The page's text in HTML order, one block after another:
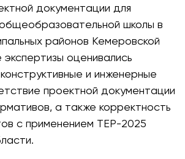
документации для
школы в
районов Кемеровской
оценивались
и инженерные
проектной документации
а также корректность
с применением ТЕР-2025